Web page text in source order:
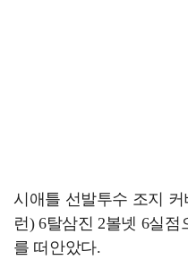
시애틀 선발투수 조지
런) 6탈삼진 2볼넷 6실
를 떠안았다.